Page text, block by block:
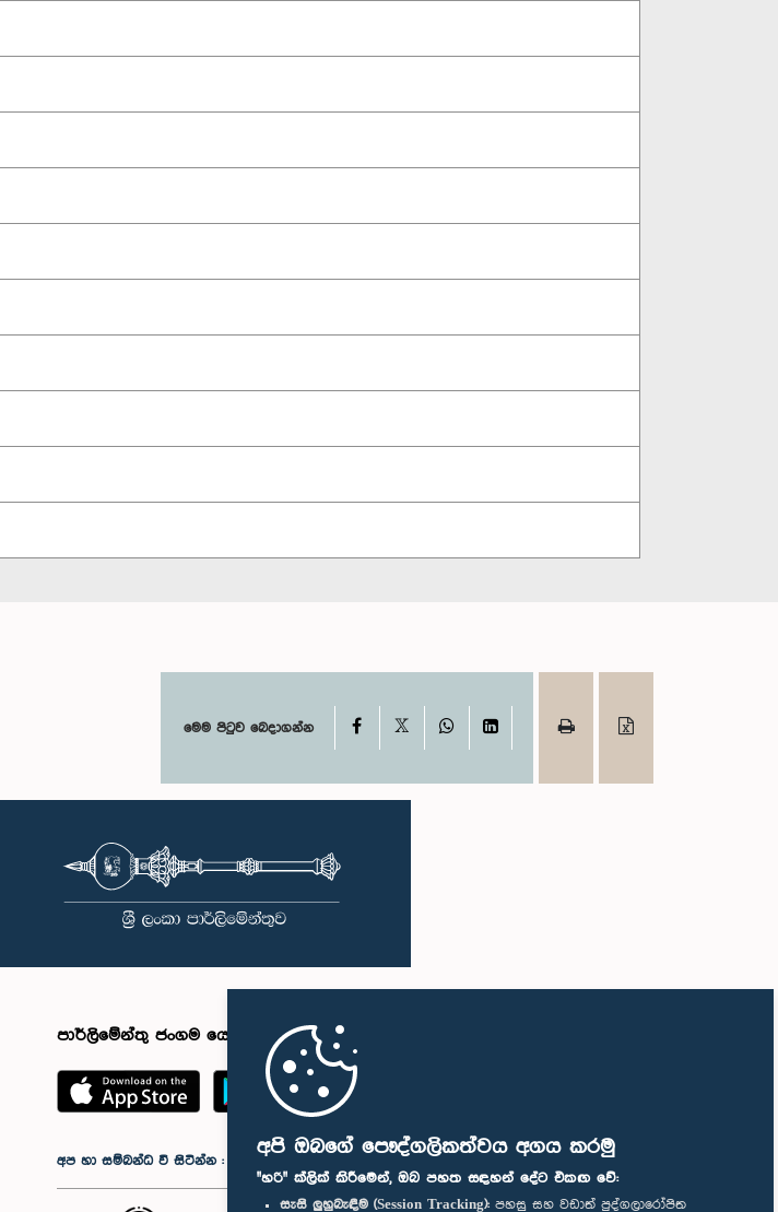
අපි ඔබගේ පෞද්ගලිකත්වය අගය කරමු
"හරි" ක්ලික් කිරීමෙන්, ඔබ පහත සඳහන් දේට එකඟ වේ:
සැසි ලුහුබැඳීම (Session Tracking): පහසු සහ වඩාත් පුද්ගලාරෝපිත
මෙම පිටුව බෙදාගන්න Facebook WhatsAppLinkedIn
පාර්ලිමේන්තු ජංගම යෙදුම
අප හා සම්බන්ධ වී සිටින්න :